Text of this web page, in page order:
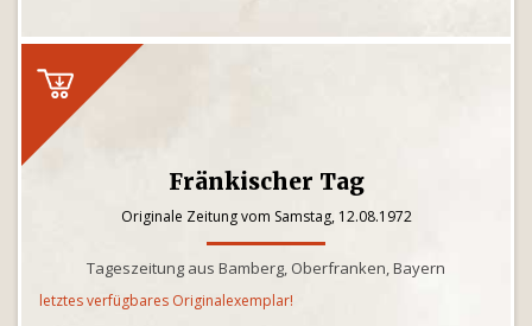
Fränkischer Tag
Originale Zeitung vom Samstag, 12.08.1972
Tageszeitung aus Bamberg, Oberfranken, Bayern
letztes verfügbares Originalexemplar!